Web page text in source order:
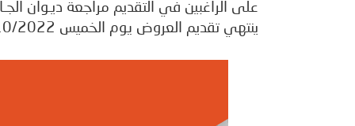
على الراغبين في التقديم مراجعة ديـوان
ينتهي تقديم العروض يوم الخميس 6/10/2022م